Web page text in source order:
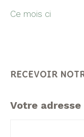
Ce mois ci
RECEVOIR
Votre